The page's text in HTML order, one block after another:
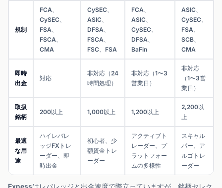
規制
FCA、
CySEC、
FSA、
FSCA、
CMA
CySEC、
ASIC、
DFSA、
FSCA、
FSC、FSA
FCA、
ASIC、
CySEC、
DFSA、
BaFin
ASIC、
CySEC、
FSA、
SCB、
CMA
即時
出金
対応
非対応（24
時間処理）
非対応（1〜3
営業日）
非対応
（1〜3営
業日）
取扱
銘柄
200以上 1,000以上 1,200以上
2,200以
上
最適
な用
途
ハイレバレ
ッジFXトレ
ーダー、即
時出金
初心者、少
額資金トレ
ーダー
アクティブト
レーダー、プ
ラットフォー
ムの多様性
スキャル
パー、ア
ルゴトレ
ーダー
Exnessはレバレッジと出金速度で際立っていますが、銘柄セレク